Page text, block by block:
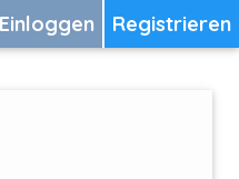
Registrieren
Einloggen